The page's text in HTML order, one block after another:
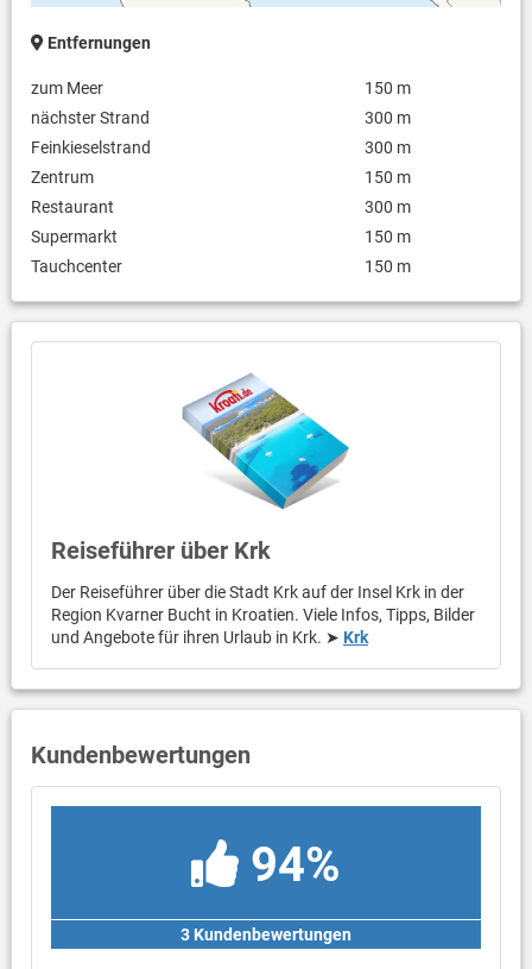
Entfernungen
zum Meer
150 m
nächster Strand
300 m
Feinkieselstrand
300 m
Zentrum
150 m
Restaurant
300 m
Supermarkt
150 m
Tauchcenter
150 m
Reiseführer über Krk
Der Reiseführer über die Stadt Krk auf der Insel Krk in der
Region Kvarner Bucht in Kroatien. Viele Infos, Tipps, Bilder
und Angebote für ihren Urlaub in Krk. ➤ Krk
Kundenbewertungen
94%
3 Kundenbewertungen